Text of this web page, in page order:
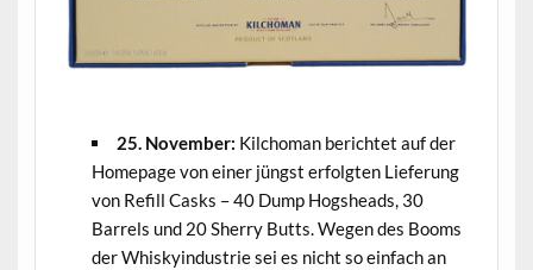
25. November: Kilchoman berichtet auf der
Homepage von einer jüngst erfolgten Lieferung
von Refill Casks – 40 Dump Hogsheads, 30
Barrels und 20 Sherry Butts. Wegen des Booms
der Whiskyindustrie sei es nicht so einfach an